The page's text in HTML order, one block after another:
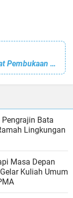
Ini Yang Disampaikan Direktur PNL Saat Pembukaan PKKMB
Bata
Lingkungan
Masa Depan
Kuliah Umum